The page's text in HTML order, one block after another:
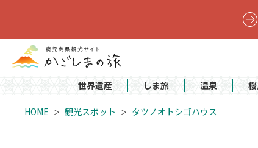
世界遺産 しま旅 温泉
HOME 観光スポット タツノオトシゴハウス